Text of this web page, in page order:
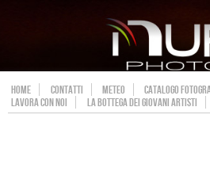
HOME CONTATTI METEO
CATALOGO
LAVORA CON NOI
LA BOTTEGA DEI GIOVANI ARTISTI